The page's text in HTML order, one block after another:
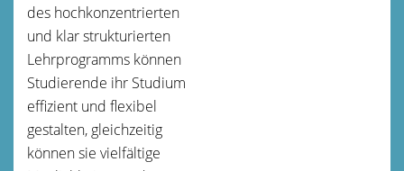
des hochkonzentrierten
und klar strukturierten
Lehrprogramms können
Studierende ihr Studium
effizient und flexibel
gestalten, gleichzeitig
können sie vielfältige